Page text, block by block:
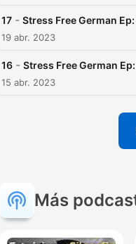
17 - Stress Free German
19 abr. 2023
16 - Stress Free German
15 abr. 2023
Más